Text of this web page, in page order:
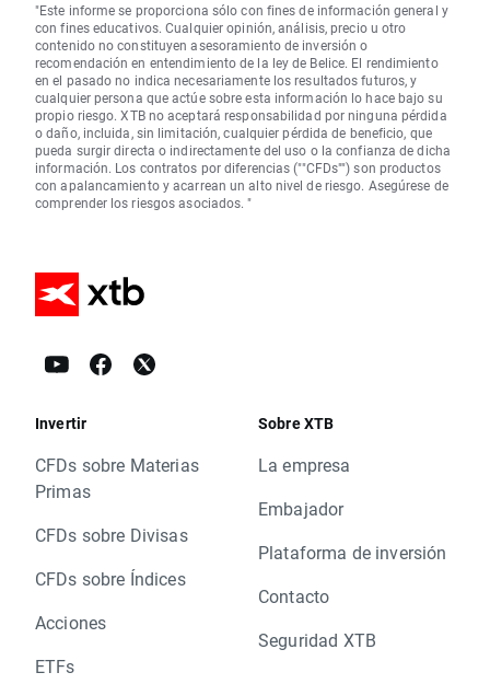
"Este informe se proporciona sólo con fines de información general y
con fines educativos. Cualquier opinión, análisis, precio u otro
contenido no constituyen asesoramiento de inversión o
recomendación en entendimiento de la ley de Belice. El rendimiento
en el pasado no indica necesariamente los resultados futuros, y
cualquier persona que actúe sobre esta información lo hace bajo su
propio riesgo. XTB no aceptará responsabilidad por ninguna pérdida
o daño, incluida, sin limitación, cualquier pérdida de beneficio, que
pueda surgir directa o indirectamente del uso o la confianza de dicha
información. Los contratos por diferencias (""CFDs"") son productos
con apalancamiento y acarrean un alto nivel de riesgo. Asegúrese de
comprender los riesgos asociados. "
Invertir
CFDs sobre Materias
Primas
CFDs sobre Divisas
CFDs sobre Índices
Acciones
ETFs
Sobre XTB
La empresa
Embajador
Plataforma de inversión
Contacto
Seguridad XTB